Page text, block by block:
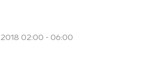
02:00 - 06:00